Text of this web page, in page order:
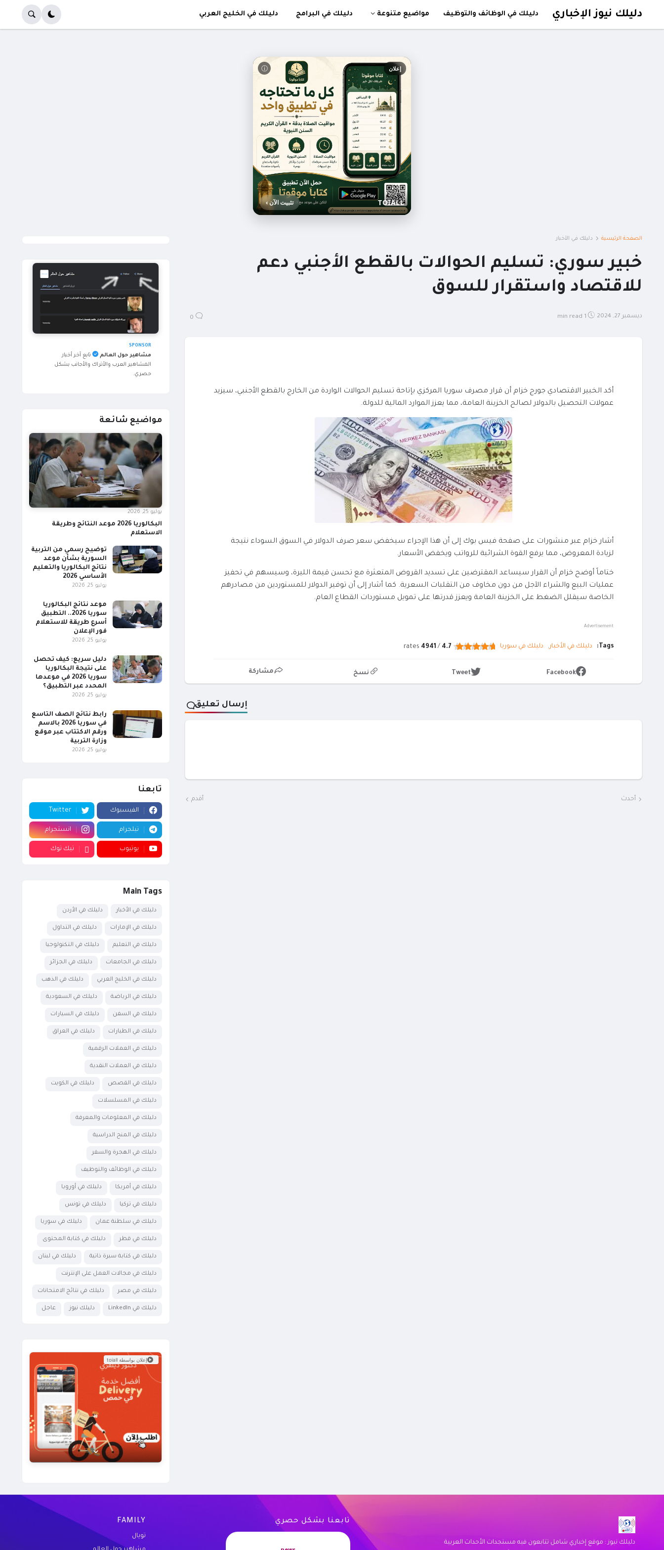
دليلك نيوز الإخباري دليلك في الوظائف والتوظيف مواضيع متنوعة دليلك في البرامج دليلك في الخليج العربي
ⓘ إعلان
TOIALL تثبيت الآن ›
الصفحة الرئيسية دليلك في الأخبار
خبير سوري: تسليم الحوالات بالقطع الأجنبي دعم
للاقتصاد واستقرار للسوق
ديسمبر 27, 2024 1 min read
0
أكد الخبير الاقتصادي جورج خزام أن قرار مصرف سوريا المركزي بإتاحة تسليم الحوالات الواردة من الخارج بالقطع الأجنبي، سيزيد
عمولات التحصيل بالدولار لصالح الخزينة العامة، مما يعزز الموارد المالية للدولة.
أشار خزام عبر منشورات على صفحة فيس بوك إلى أن هذا الإجراء سيخفض سعر صرف الدولار في السوق السوداء نتيجة
لزيادة المعروض، مما يرفع القوة الشرائية للرواتب ويخفض الأسعار.
ختاماً أوضح خزام أن القرار سيساعد المقترضين على تسديد القروض المتعثرة مع تحسن قيمة الليرة، وسيسهم في تحفيز
عمليات البيع والشراء الآجل من دون مخاوف من التقلبات السعرية. كما أشار إلى أن توفير الدولار للمستوردين من مصادرهم
الخاصة سيقلل الضغط على الخزينة العامة ويعزز قدرتها على تمويل مستوردات القطاع العام.
Advertisement
Tags: دليلك في الأخبار دليلك في سوريا 4.7
/
4941
Facebook
Tweet نسخ مشاركة
إرسال تعليق
أحدث أقدم
SPONSOR
مشاهير حول العالم
تابع آخر أخبار
المشاهير العرب والأتراك والأجانب بشكل
حصري.
مواضيع شائعة
البكالوريا 2026 موعد النتائج وطريقة
الاستعلام
يوليو 25, 2026
توضيح رسمي من التربية
السورية بشأن موعد
نتائج البكالوريا والتعليم
الأساسي 2026
يوليو 25, 2026
موعد نتائج البكالوريا
سوريا 2026.. التطبيق
أسرع طريقة للاستعلام
فور الإعلان
يوليو 25, 2026
دليل سريع: كيف تحصل
على نتيجة البكالوريا
سوريا 2026 في موعدها
المحدد عبر التطبيق؟
يوليو 25, 2026
رابط نتائج الصف التاسع
في سوريا 2026 بالاسم
ورقم الاكتتاب عبر موقع
وزارة التربية
يوليو 25, 2026
تابعنا
الفيسبوك Twitter
تيلجرام انستجرام
يوتيوب تيك توك
Main Tags
دليلك في الأخبار دليلك في الأردن
دليلك في الإمارات دليلك في التداول
دليلك في التعليم دليلك في التكنولوجيا
دليلك في الجامعات دليلك في الجزائر
دليلك في الخليج العربي دليلك في الذهب
دليلك في الرياضة دليلك في السعودية
دليلك في السفن دليلك في السيارات
دليلك في الطيارات دليلك في العراق
دليلك في العملات الرقمية
دليلك في العملات النقدية
دليلك في القصص دليلك في الكويت
دليلك في المسلسلات
دليلك في المعلومات والمعرفة
دليلك في المنح الدراسية
دليلك في الهجرة والسفر
دليلك في الوظائف والتوظيف
دليلك في أمريكا دليلك في أوروبا
دليلك في تركيا دليلك في تونس
دليلك في سلطنة عمان دليلك في سوريا
دليلك في قطر دليلك في كتابة المحتوى
دليلك في كتابة سيرة ذاتية دليلك في لبنان
دليلك في مجالات العمل على الإنترنت
دليلك في مصر دليلك في نتائج الامتحانات
دليلك في LinkedIn دليلك نيوز عاجل
إعلان بواسطة toiall
دليلك نيوز : موقع إخباري شامل تتابعون فيه مستجدات الأحداث العربية
تابعنا بشكل حصري FAMILY
تويال